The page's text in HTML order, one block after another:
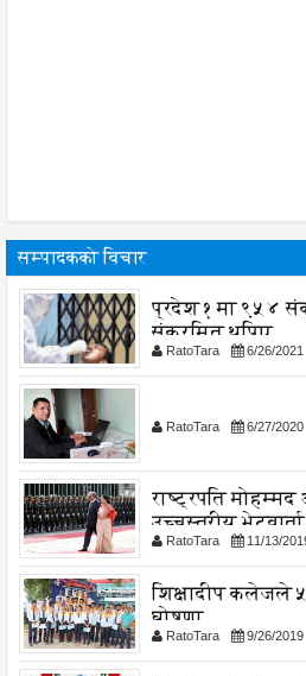
सम्पादकको विचार
प्रदेश १ मा ९५४
संक्रमित थपिए
RatoTara 6/26/2021
RatoTara 6/27/2020
राष्ट्रपति
उच्चस्तरीय
RatoTara 11/13/
शिक्षादीप कलेजले
घोषणा
RatoTara 9/26/2019